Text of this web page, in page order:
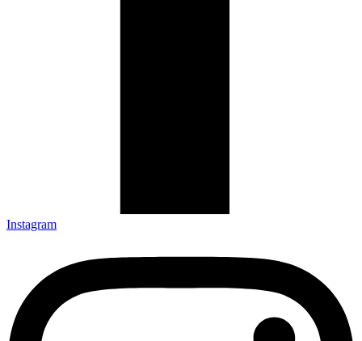
Instagram